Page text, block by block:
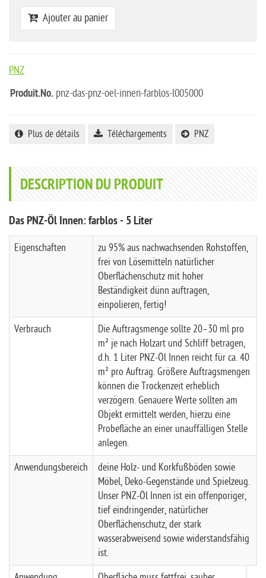
Ajouter au panier
PNZ
Produit.No. pnz-das-pnz-oel-innen-farblos-l005000
Plus de détails Téléchargements PNZ
DESCRIPTION DU PRODUIT
Das PNZ-Öl Innen: farblos - 5 Liter
Eigenschaften
zu 95% aus nachwachsenden Rohstoffen,
frei von Lösemitteln natürlicher
Oberflächenschutz mit hoher
Beständigkeit dünn auftragen,
einpolieren, fertig!
Verbrauch
Die Auftragsmenge sollte 20–30 ml pro
m² je nach Holzart und Schliff betragen,
d.h. 1 Liter PNZ-Öl Innen reicht für ca. 40
m² pro Auftrag. Größere Auftragsmengen
können die Trockenzeit erheblich
verzögern. Genauere Werte sollten am
Objekt ermittelt werden, hierzu eine
Probefläche an einer unauffälligen Stelle
anlegen.
Anwendungsbereich
deine Holz- und Korkfußböden sowie
Möbel, Deko-Gegenstände und Spielzeug.
Unser PNZ-Öl Innen ist ein offenporiger,
tief eindringender, natürlicher
Oberflächenschutz, der stark
wasserabweisend sowie widerstandsfähig
ist.